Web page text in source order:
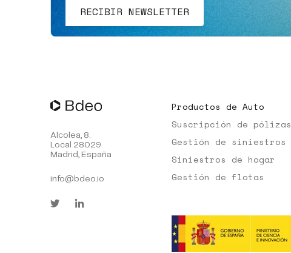
Alcolea, 8.
Local 28029
Madrid, España
info@bdeo.io
Productos de Auto
Suscripción de pólizas
Gestión de siniestros
Siniestros de hogar
Gestión de flotas